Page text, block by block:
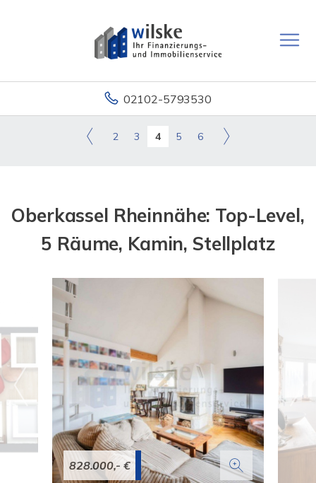
02102-5793530
2 3 4 5 6
Oberkassel Rheinnähe: Top-Level,
5 Räume, Kamin, Stellplatz
828.000,- €